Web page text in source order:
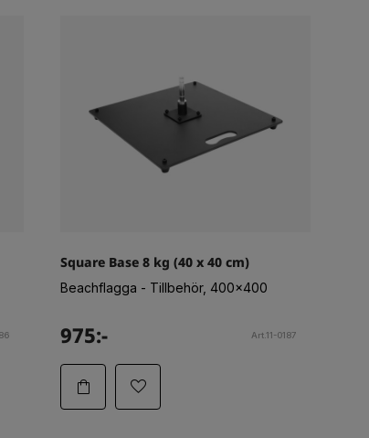
Square Base 8 kg (40 x 40 cm)
Beachflagga - Tillbehör, 400x400
975:- Art.11-0187